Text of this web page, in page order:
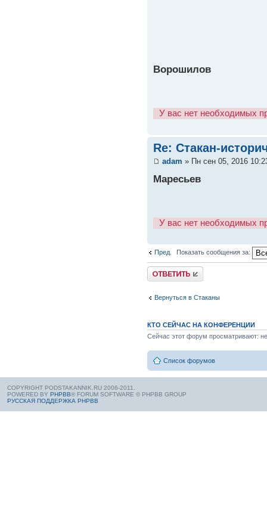
Ворошилов
У вас нет необходимых
Re: Стакан-
adam » Пн сен 05, 2016
Маресьев
У вас нет необходимых
Пред. Показать сообщения за:
Вернуться в Стаканы
КТО СЕЙЧАС НА КОНФЕРЕНЦИИ
Сейчас этот форум просматривают:
Список форумов
COPYRIGHT PODSTAKANNIK.RU 2006-2011.
POWERED BY PHPBB® FORUM SOFTWARE © PHPBB GROUP
РУССКАЯ ПОДДЕРЖКА PHPBB